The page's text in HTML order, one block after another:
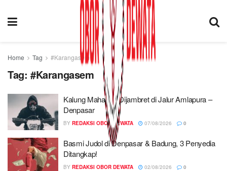
Home Tag #Karangasem
Tag: #Karangasem
Kalung Maharahi Dijambret di Jalur Amlapura –
Denpasar
BY REDAKSI OBOR DEWATA 07/08/2026 0
Basmi Judol di Denpasar & Badung, 3 Penyedia
Ditangkap!
BY REDAKSI OBOR DEWATA 02/08/2026 0